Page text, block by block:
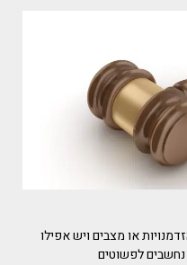
או מצבים ויש אפילו
לפשוטים